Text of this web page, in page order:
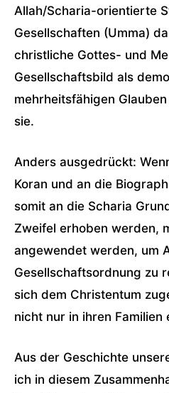
Allah/Scharia-orientierte
Gesellschaften (Umma)
christliche Gottes- und
Gesellschaftsbild als
mehrheitsfähigen
sie.
Anders ausgedrückt:
Koran und an die
somit an die Scharia
Zweifel erhoben werden,
angewendet werden, um
Gesellschaftsordnung zu
sich dem Christentum
nicht nur in ihren Familien
Aus der Geschichte
ich in diesem